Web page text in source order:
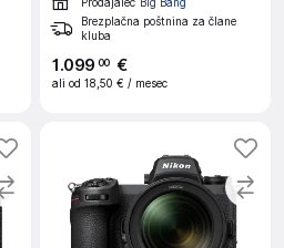
Brezplačna poštnina za člane
kluba
1 .099 00 €
ali od 18,50 € / mesec